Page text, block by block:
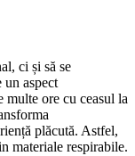
ci și să se
aspect
multe ore cu ceasul la
plăcută. Astfel,
materiale respirabile.